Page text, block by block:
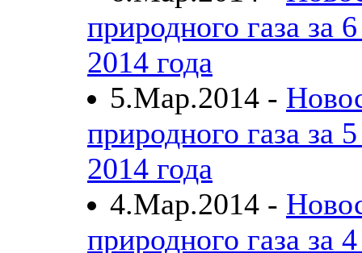
природного газа за
2014 года
5.Мар.2014 -
природного газа за
2014 года
4.Мар.2014 -
природного газа за